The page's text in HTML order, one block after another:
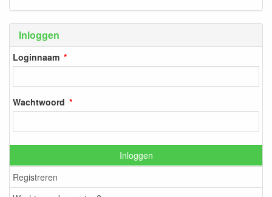
Inloggen
Loginnaam
Wachtwoord
Inloggen
Registreren